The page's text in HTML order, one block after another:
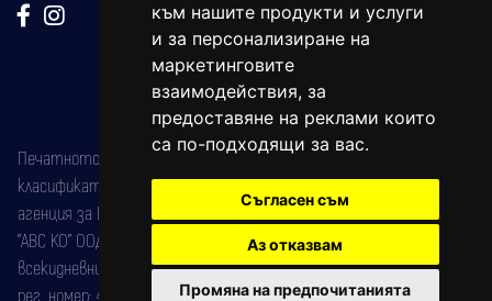
към нашите продукти и услуги
и за персонализиране на
маркетинговите
взаимодействия, за
предоставяне на реклами които
са по-подходящи за вас.
Съгласен съм
Аз отказвам
Промяна на предпочитанията
Печатното издание на вестника е регистрирано в националния
класификатор на печатните издания (Българска национална
агенция за ISSN) под номер: ISSN 1312-4722.
"АВС КО" ООД е притежател на марката: Вяра информационен
всекидневник на югозападна България, със свидетелство за марка
рег. номер: 47857/11.05.2004 година.